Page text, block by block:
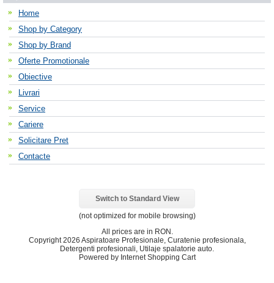
Home
Shop by Category
Shop by Brand
Oferte Promotionale
Obiective
Livrari
Service
Cariere
Solicitare Pret
Contacte
Switch to Standard View
(not optimized for mobile browsing)
All prices are in RON
Copyright 2026 Aspiratoare Profesionale, Curatenie profesionala,
Detergenti profesionali, Utilaje spalatorie auto.
Powered by Internet Shopping Cart